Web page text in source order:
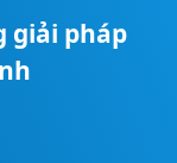
giải pháp